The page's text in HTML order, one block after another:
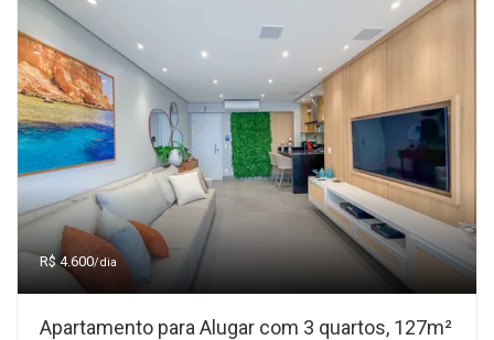
R$ 4.600/dia
Apartamento para Alugar com 3 quartos, 127m²